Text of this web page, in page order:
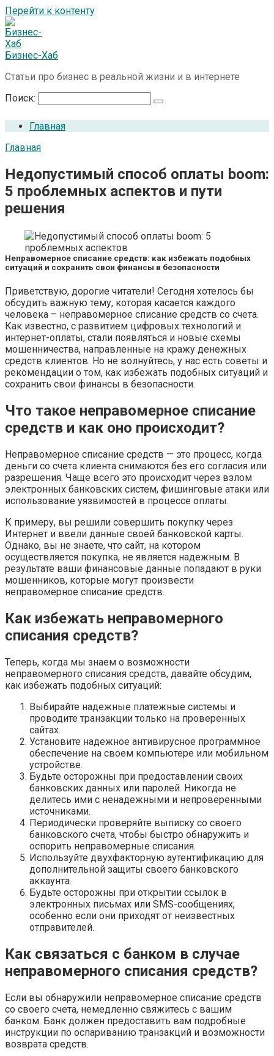
Перейти к контенту
Бизнес-Хаб
Статьи про бизнес в реальной жизни и в интернете
Поиск:
Главная
Главная
Недопустимый способ оплаты boom:
5 проблемных аспектов и пути
решения
Неправомерное списание средств: как избежать подобных
ситуаций и сохранить свои финансы в безопасности
Приветствую, дорогие читатели! Сегодня хотелось бы
обсудить важную тему, которая касается каждого
человека – неправомерное списание средств со счета.
Как известно, с развитием цифровых технологий и
интернет-оплаты, стали появляться и новые схемы
мошенничества, направленные на кражу денежных
средств клиентов. Но не волнуйтесь, у нас есть советы и
рекомендации о том, как избежать подобных ситуаций и
сохранить свои финансы в безопасности.
Что такое неправомерное списание
средств и как оно происходит?
Неправомерное списание средств — это процесс, когда
деньги со счета клиента снимаются без его согласия или
разрешения. Чаще всего это происходит через взлом
электронных банковских систем, фишинговые атаки или
использование уязвимостей в процессе оплаты.
К примеру, вы решили совершить покупку через
Интернет и ввели данные своей банковской карты.
Однако, вы не знаете, что сайт, на котором
осуществляется покупка, не является надежным. В
результате ваши финансовые данные попадают в руки
мошенников, которые могут произвести
неправомерное списание средств.
Как избежать неправомерного
списания средств?
Теперь, когда мы знаем о возможности
неправомерного списания средств, давайте обсудим,
как избежать подобных ситуаций:
Выбирайте надежные платежные системы и
проводите транзакции только на проверенных
сайтах.
Установите надежное антивирусное программное
обеспечение на своем компьютере или мобильном
устройстве.
Будьте осторожны при предоставлении своих
банковских данных или паролей. Никогда не
делитесь ими с ненадежными и непроверенными
источниками.
Периодически проверяйте выписку со своего
банковского счета, чтобы быстро обнаружить и
оспорить неправомерные списания.
Используйте двухфакторную аутентификацию для
дополнительной защиты своего банковского
аккаунта.
Будьте осторожны при открытии ссылок в
электронных письмах или SMS-сообщениях,
особенно если они приходят от неизвестных
отправителей.
Как связаться с банком в случае
неправомерного списания средств?
Если вы обнаружили неправомерное списание средств
со своего счета, немедленно свяжитесь с вашим
банком. Банк должен предоставить вам подробные
инструкции по оспариванию транзакций и возможности
возврата средств.